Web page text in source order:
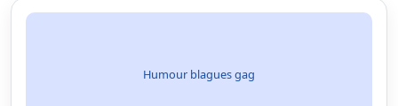
Humour blagues gag